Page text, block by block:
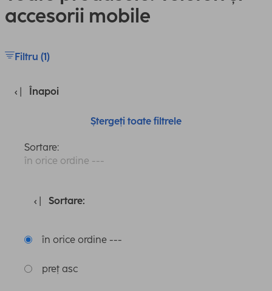
accesorii mobile
Filtru (1)
Înapoi
Ștergeți toate filtrele
Sortare:
în orice ordine ---
Sortare:
în orice ordine ---
preț asc